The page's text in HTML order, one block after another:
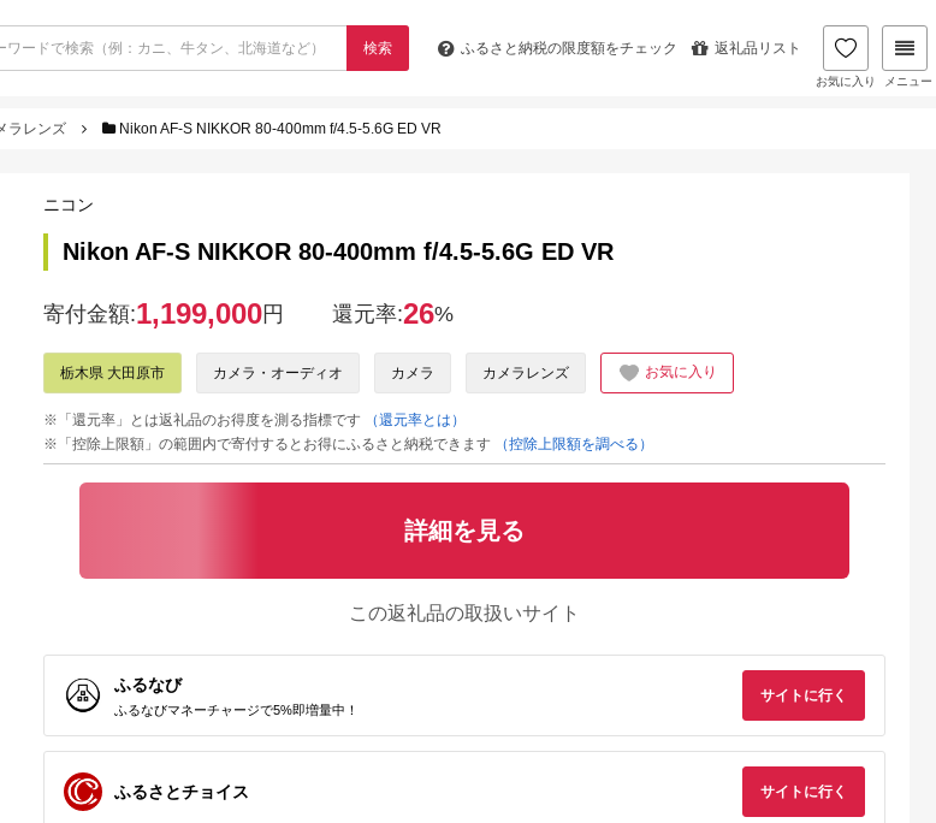
検索 ふるさと納税の限度額をチェック 返礼品リスト
お気に入り メニュー
ラレンズ Nikon AF-S NIKKOR 80-400mm f/4.5-5.6G ED VR
出典：ふるさとチョイ
出典：楽天ふるさと納
出典：楽天ふるさと
ニコン
Nikon AF-S NIKKOR 80-400mm f/4.5-5.6G ED VR
寄付金額:1,199,000円 還元率:26%
栃木県 大田原市 カメラ・オーディオ カメラ カメラレンズ お気に入り
※「還元率」とは返礼品のお得度を測る指標です
（還元率とは）
※「控除上限額」の範囲内で寄付するとお得にふるさと納税できます
（控除上限額を調べる）
詳細を見る
この返礼品の取扱いサイト
ふるなび
ふるなびマネーチャージで5%即増量中！
サイトに行く
ふるさとチョイス サイトに行く